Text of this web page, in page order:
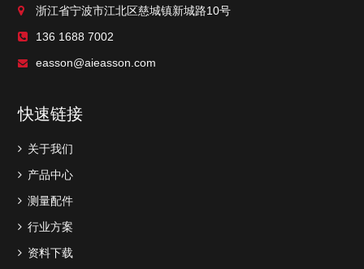
浙江省宁波市江北区慈城镇新城路10号
136 1688 7002
easson@aieasson.com
快速链接
关于我们
产品中心
测量配件
行业方案
资料下载